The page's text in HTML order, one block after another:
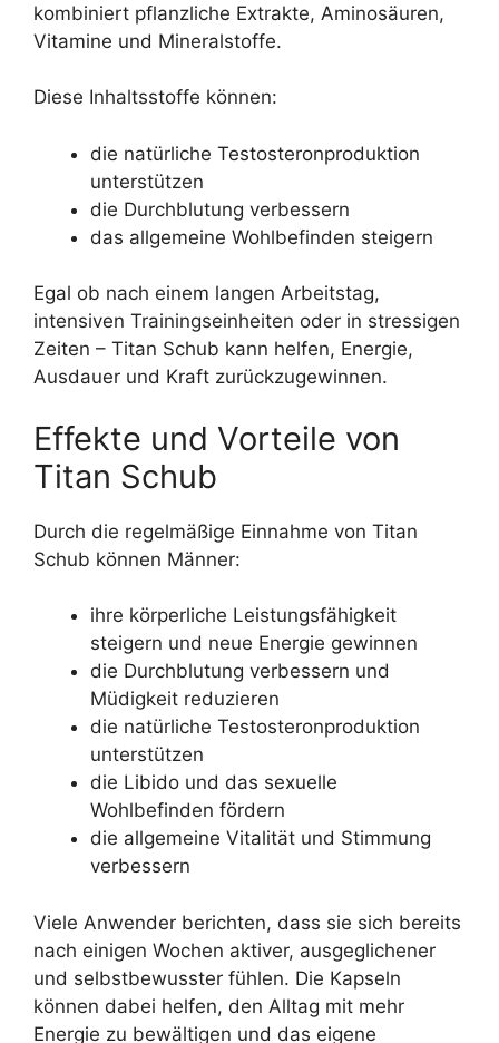
kombiniert pflanzliche Extrakte, Aminosäuren,
Vitamine und Mineralstoffe.
Diese Inhaltsstoffe können:
die natürliche Testosteronproduktion
unterstützen
die Durchblutung verbessern
das allgemeine Wohlbefinden steigern
Egal ob nach einem langen Arbeitstag,
intensiven Trainingseinheiten oder in stressigen
Zeiten – Titan Schub kann helfen, Energie,
Ausdauer und Kraft zurückzugewinnen.
Effekte und Vorteile von
Titan Schub
Durch die regelmäßige Einnahme von Titan
Schub können Männer:
ihre körperliche Leistungsfähigkeit
steigern und neue Energie gewinnen
die Durchblutung verbessern und
Müdigkeit reduzieren
die natürliche Testosteronproduktion
unterstützen
die Libido und das sexuelle
Wohlbefinden fördern
die allgemeine Vitalität und Stimmung
verbessern
Viele Anwender berichten, dass sie sich bereits
nach einigen Wochen aktiver, ausgeglichener
und selbstbewusster fühlen. Die Kapseln
können dabei helfen, den Alltag mit mehr
Energie zu bewältigen und das eigene